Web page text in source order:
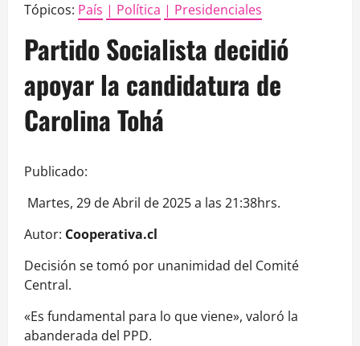
Tópicos: País | Política | Presidenciales
Partido Socialista decidió
apoyar la candidatura de
Carolina Tohá
Publicado:
Martes, 29 de Abril de 2025 a las 21:38hrs.
Autor: Cooperativa.cl
Decisión se tomó por unanimidad del Comité
Central.
«Es fundamental para lo que viene», valoró la
abanderada del PPD.